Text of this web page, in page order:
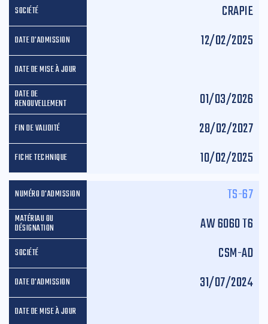
CRAPIE
12/02/2025
01/03/2026
28/02/2027
10/02/2025
TS-67
AW 6060 T6
CSM-AD
31/07/2024